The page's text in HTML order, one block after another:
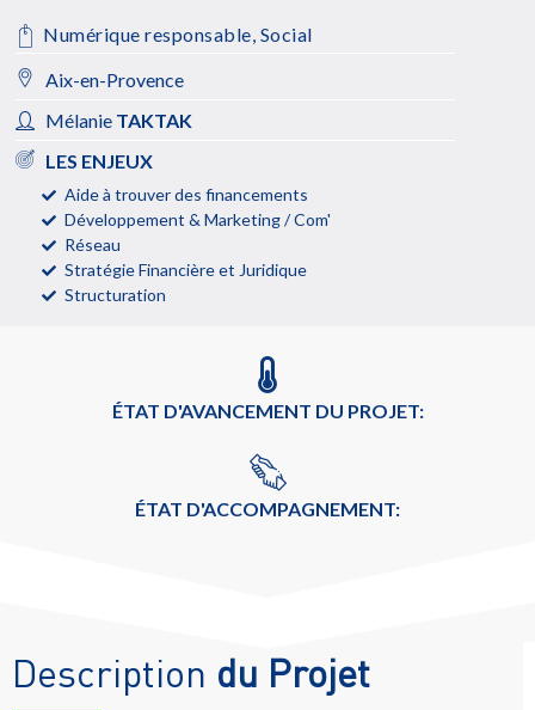
Numérique responsable, Social
Aix-en-Provence
Mélanie TAKTAK
LES ENJEUX
Aide à trouver des financements
Développement & Marketing / Com'
Réseau
Stratégie Financière et Juridique
Structuration
ÉTAT D'AVANCEMENT DU PROJET:
ÉTAT D'ACCOMPAGNEMENT:
Description du Projet